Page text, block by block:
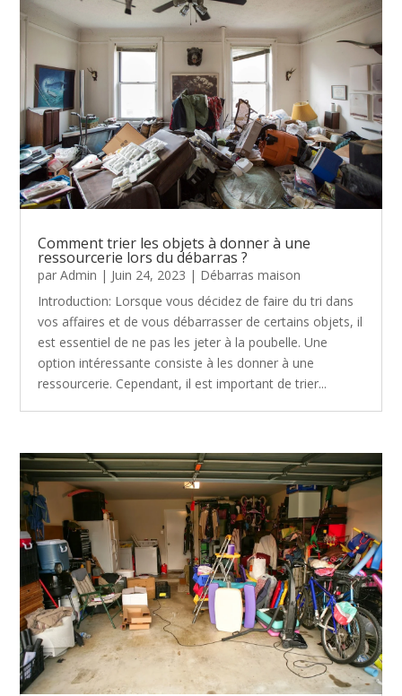
Comment trier les objets à donner à une
ressourcerie lors du débarras ?
parAdmin | Juin 24, 2023 | Débarras maison
Introduction: Lorsque vous décidez de faire du tri dans
vos affaires et de vous débarrasser de certains objets, il
est essentiel de ne pas les jeter à la poubelle. Une
option intéressante consiste à les donner à une
ressourcerie. Cependant, il est important de trier...